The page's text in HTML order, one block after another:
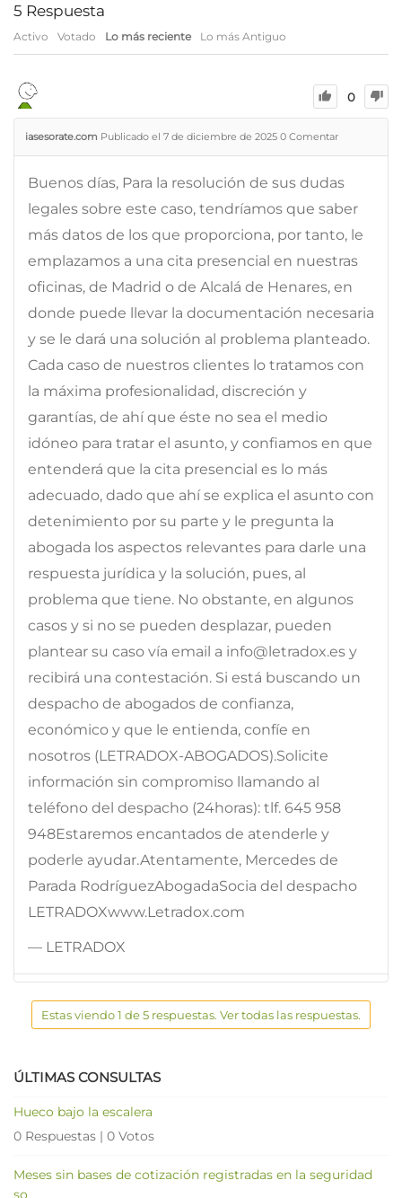
5 Respuesta
Activo Votado Lo más reciente Lo más Antiguo
0
iasesorate.com Publicado el 7 de diciembre de 2025 0 Comentar
Buenos días, Para la resolución de sus dudas
legales sobre este caso, tendríamos que saber
más datos de los que proporciona, por tanto, le
emplazamos a una cita presencial en nuestras
oficinas, de Madrid o de Alcalá de Henares, en
donde puede llevar la documentación necesaria
y se le dará una solución al problema planteado.
Cada caso de nuestros clientes lo tratamos con
la máxima profesionalidad, discreción y
garantías, de ahí que éste no sea el medio
idóneo para tratar el asunto, y confiamos en que
entenderá que la cita presencial es lo más
adecuado, dado que ahí se explica el asunto con
detenimiento por su parte y le pregunta la
abogada los aspectos relevantes para darle una
respuesta jurídica y la solución, pues, al
problema que tiene. No obstante, en algunos
casos y si no se pueden desplazar, pueden
plantear su caso vía email a info@letradox.es y
recibirá una contestación. Si está buscando un
despacho de abogados de confianza,
económico y que le entienda, confíe en
nosotros (LETRADOX-ABOGADOS).Solicite
información sin compromiso llamando al
teléfono del despacho (24horas): tlf. 645 958
948Estaremos encantados de atenderle y
poderle ayudar.Atentamente, Mercedes de
Parada RodríguezAbogadaSocia del despacho
LETRADOXwww.Letradox.com
— LETRADOX
Estas viendo 1 de 5 respuestas. Ver todas las respuestas.
ÚLTIMAS CONSULTAS
Hueco bajo la escalera
0 Respuestas | 0 Votos
Meses sin bases de cotización registradas en la seguridad
so